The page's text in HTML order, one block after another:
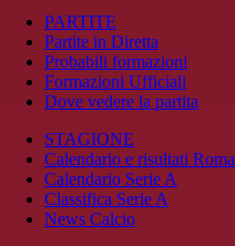
PARTITE
Partite in Diretta
Probabili formazioni
Formazioni Ufficiali
Dove vedere la partita
STAGIONE
Calendario e risultati Roma
Calendario Serie A
Classifica Serie A
News Calcio